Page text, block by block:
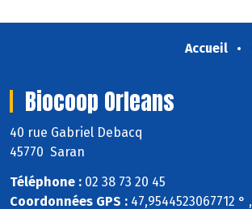
Accueil
Biocoop Orleans
40 rue Gabriel Debacq
45770 Saran
Téléphone : 02 38 73 20 45
Coordonnées GPS : 47,9544523067712 ° ,